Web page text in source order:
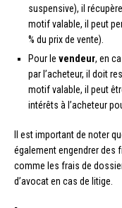
suspensive), il
motif valable, il peut
% du prix de vente).
Pour le vendeur, en
par l’acheteur, il doit
motif valable, il peut
intérêts à l’acheteur
Il est important de noter
également engendrer des
comme les frais de
d’avocat en cas de litige.